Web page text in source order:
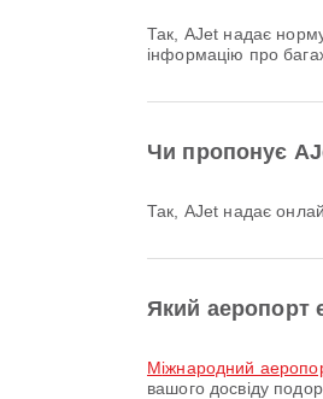
Так, AJet надає норму багажу для рейсів Внутрішній & Міжнародний з Tbilisi до Istanbul. Деталі залежать від типу квитка та напрямку. Ви можете переглянути
інформацію про
Чи пропонує
Так, AJet надає
Який аеропорт
Міжнародний
вашого досвіду